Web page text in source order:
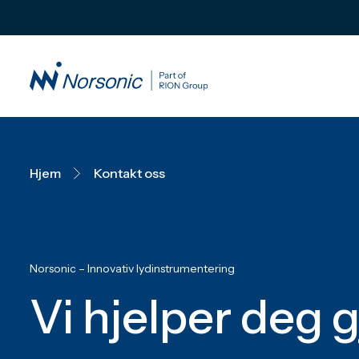
Hjem Kontakt oss
Norsonic – Innovativ lydinstrumentering
Vi hjelper deg